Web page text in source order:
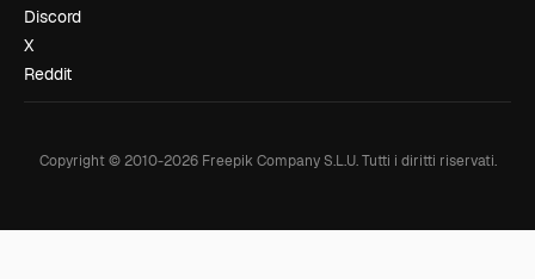
Discord
X
Reddit
Copyright © 2010-2026Freepik Company S.L.U. Tutti i diritti riservati.